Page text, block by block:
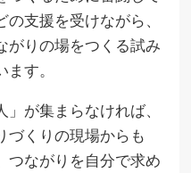
支援を受けながら、
がりの場をつくる試み
す。
が集まらなければ、
づくりの現場からも
つながりを自分で求め